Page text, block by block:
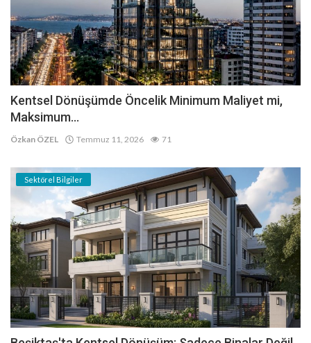
Kentsel Dönüşümde Öncelik Minimum Maliyet mi,
Maksimum...
Özkan ÖZEL Temmuz 11, 2026 71
Sektörel Bilgiler